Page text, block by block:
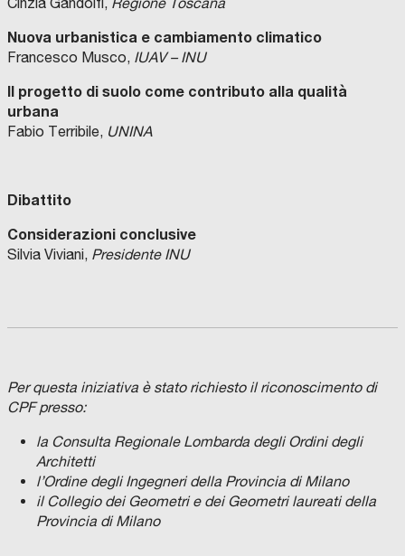
Nuova urbanistica e cambiamento climatico
Francesco Musco, IUAV – INU
Il progetto di suolo come contributo alla qualità
urbana
Fabio Terribile, UNINA
Dibattito
Considerazioni conclusive
Silvia Viviani, Presidente INU
Per questa iniziativa è stato richiesto il riconoscimento di
CPF presso:
la Consulta Regionale Lombarda degli Ordini degli
Architetti
l’Ordine degli Ingegneri della Provincia di Milano
il Collegio dei Geometri e dei Geometri laureati della
Provincia di Milano